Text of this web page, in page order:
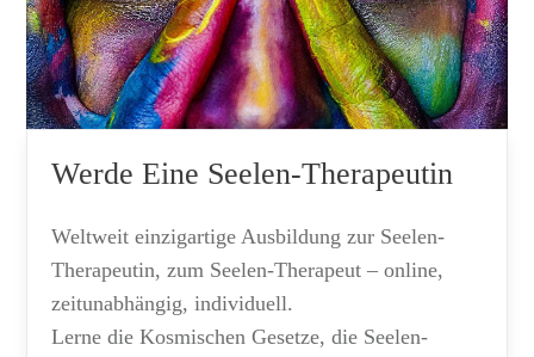
Werde Eine Seelen-Therapeutin
Weltweit einzigartige Ausbildung zur Seelen-
Therapeutin, zum Seelen-Therapeut – online,
zeitunabhängig, individuell.
Lerne die Kosmischen Gesetze, die Seelen-